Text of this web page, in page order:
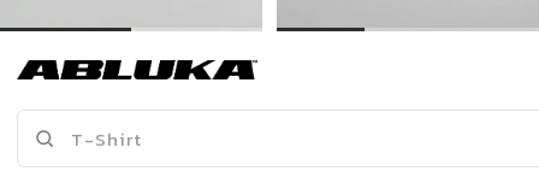
449,90 TL
649,90 TL
Son Bakılanlar